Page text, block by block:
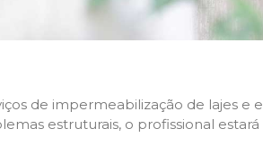
de impermeabilização de lajes e
estruturais, o profissional